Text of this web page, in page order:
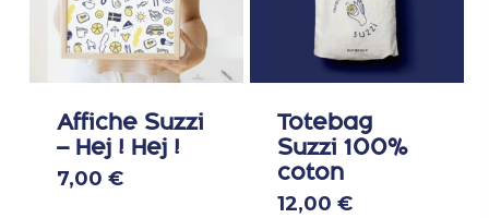
choisies
sur
Affiche Suzzi
– Hej ! Hej !
7,00 €
Totebag
Suzzi 100%
coton
12,00 €